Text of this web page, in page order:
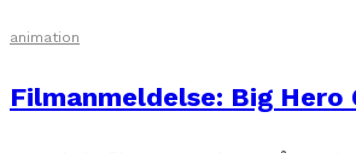
animation
Filmanmeldelse: Big Hero